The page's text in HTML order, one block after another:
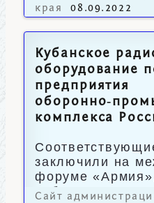
края
08.09.2022
Кубанское
оборудование
предприятия
комплекса
заключили на
форуме
Кубинке
Сайт